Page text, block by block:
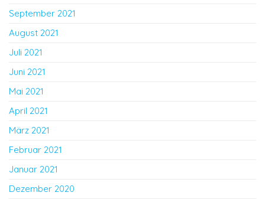
September 2021
August 2021
Juli 2021
Juni 2021
Mai 2021
April 2021
März 2021
Februar 2021
Januar 2021
Dezember 2020